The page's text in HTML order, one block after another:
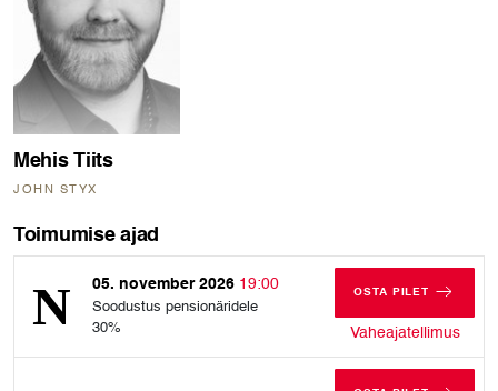
Mehis Tiits
JOHN STYX
Toimumise ajad
05. november 2026 19:00
Soodustus pensionäridele
30%
OSTA PILET
Vaheajatellimus